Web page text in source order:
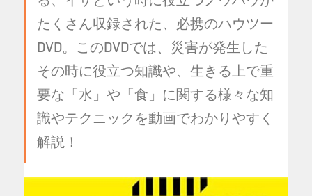
たくさん収録された、必携のハウツー
DVD。このDVDでは、災害が発生した
その時に役立つ知識や、生きる上で重
要な「水」や「食」に関する様々な知
識やテクニックを動画でわかりやすく
解説！